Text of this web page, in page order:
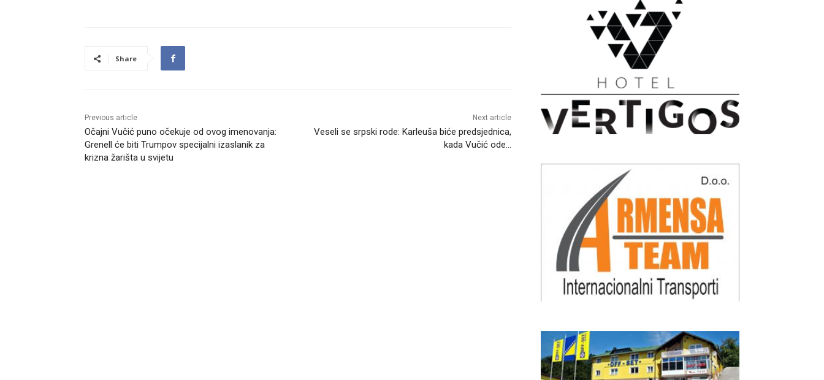
Share
Previous article
Očajni Vučić puno očekuje od ovog imenovanja:
Grenell će biti Trumpov specijalni izaslanik za
krizna žarišta u svijetu
Next article
Veseli se srpski rode: Karleuša biće predsjednica,
kada Vučić ode…